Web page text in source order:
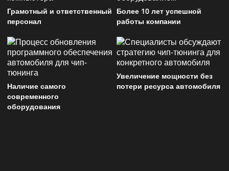
Грамотный и ответственный
персонал
Более 10 лет успешной
работы компании
Наличие самого
современного
оборудования
Увеличение мощности без
потери ресурса автомобиля